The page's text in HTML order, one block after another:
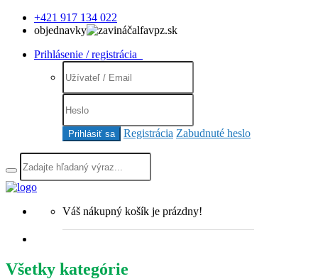
+421 917 134 022
objednavky
alfavpz.sk
Prihlásenie / registrácia
Prihlásiť sa Registrácia Zabudnuté heslo
Váš nákupný košík je prázdny!
Všetky kategórie